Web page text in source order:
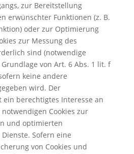
zur Bereitstellung
erwünschter Funktionen (z. B.
oder zur Optimierung
zur Messung des
sind (notwendige
von Art. 6 Abs. 1 lit. f
keine andere
wird. Der
berechtigtes Interesse an
Cookies zur
und optimierten
Sofern eine
von Cookies und